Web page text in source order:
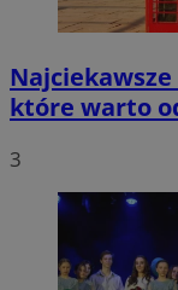
które warto
3